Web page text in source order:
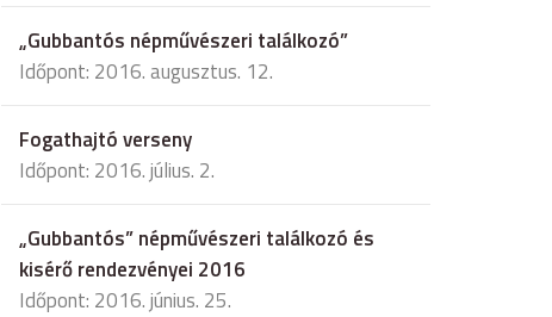
„Gubbantós népművészeri találkozó”
Időpont: 2016. augusztus. 12.
Fogathajtó verseny
Időpont: 2016. július. 2.
„Gubbantós” népművészeri találkozó és
kisérő rendezvényei 2016
Időpont: 2016. június. 25.